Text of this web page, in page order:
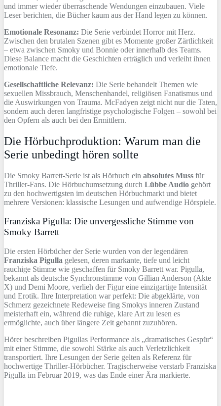
und immer wieder überraschende Wendungen einzubauen. Viele
Leser berichten, die Bücher kaum aus der Hand legen zu können.
Emotionale Resonanz: Die Serie verbindet Horror mit Herz.
Zwischen den brutalen Szenen gibt es Momente großer Zärtlichkeit
– etwa zwischen Smoky und Bonnie oder innerhalb des Teams.
Diese Balance macht die Geschichten erträglich und verleiht ihnen
emotionale Tiefe.
Gesellschaftliche Relevanz: Die Serie behandelt Themen wie
sexuellen Missbrauch, Menschenhandel, religiösen Fanatismus und
die Auswirkungen von Trauma. McFadyen zeigt nicht nur die Taten,
sondern auch deren langfristige psychologische Folgen – sowohl bei
den Opfern als auch bei den Ermittlern.
Die Hörbuchproduktion: Warum man die
Serie unbedingt hören sollte
Die Smoky Barrett-Serie ist als Hörbuch ein absolutes Muss für
Thriller-Fans. Die Hörbuchumsetzung durch Lübbe Audio gehört
zu den hochwertigsten im deutschen Hörbuchmarkt und bietet
mehrere Versionen: klassische Lesungen und aufwendige Hörspiele.
Franziska Pigulla: Die unvergessliche Stimme von
Smoky Barrett
Die ersten Hörbücher der Serie wurden von der legendären
Franziska Pigulla gelesen, deren markante, tiefe und leicht
rauchige Stimme wie geschaffen für Smoky Barrett war. Pigulla,
bekannt als deutsche Synchronstimme von Gillian Anderson (Akte
X) und Demi Moore, verlieh der Figur eine einzigartige Intensität
und Erotik. Ihre Interpretation war perfekt: Die abgeklärte, von
Schmerz gezeichnete Redeweise fing Smokys inneren Zustand
meisterhaft ein, während die ruhige, klare Art zu lesen es
ermöglichte, auch über längere Zeit gebannt zuzuhören.
Hörer beschreiben Pigullas Performance als „dramatisches Gespür“
mit einer Stimme, die sowohl Stärke als auch Verletzlichkeit
transportiert. Ihre Lesungen der Serie gelten als Referenz für
hochwertige Thriller-Hörbücher. Tragischerweise verstarb Franziska
Pigulla im Februar 2019, was das Ende einer Ära markierte.